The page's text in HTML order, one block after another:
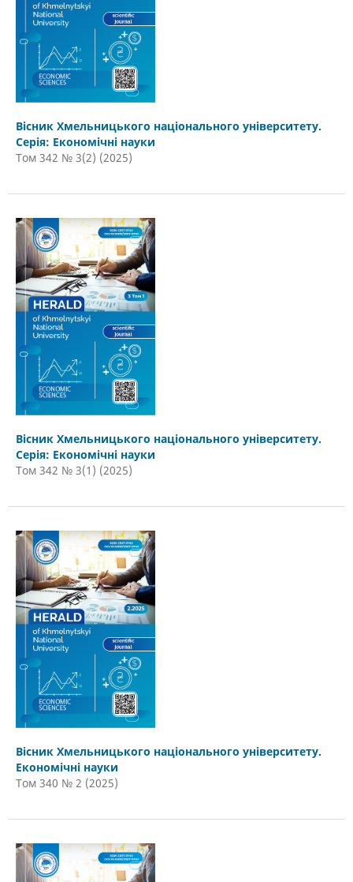
Вісник Хмельницького національного університету.
Серія: Економічні науки
Том 342 № 3(2) (2025)
Вісник Хмельницького національного університету.
Серія: Економічні науки
Том 342 № 3(1) (2025)
Вісник Хмельницького національного університету.
Економічні науки
Том 340 № 2 (2025)